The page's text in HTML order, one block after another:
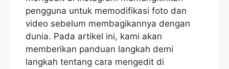
pengguna untuk memodifikasi foto dan
video sebelum membagikannya dengan
dunia. Pada artikel ini, kami akan
memberikan panduan langkah demi
langkah tentang cara mengedit di